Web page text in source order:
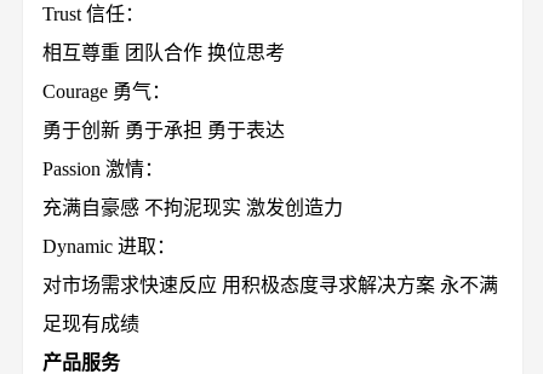
Trust 信任：
相互尊重 团队合作 换位思考
Courage 勇气：
勇于创新 勇于承担 勇于表达
Passion 激情：
充满自豪感 不拘泥现实 激发创造力
Dynamic 进取：
对市场需求快速反应 用积极态度寻求解决方案 永不满
足现有成绩
产品服务